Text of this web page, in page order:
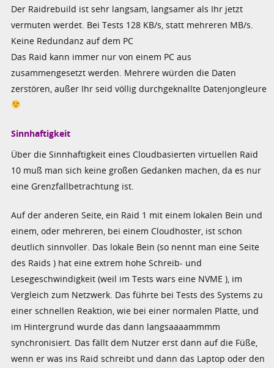
Der Raidrebuild ist sehr langsam, langsamer als Ihr jetzt
vermuten werdet. Bei Tests 128 KB/s, statt mehreren MB/s.
Keine Redundanz auf dem PC
Das Raid kann immer nur von einem PC aus
zusammengesetzt werden. Mehrere würden die Daten
zerstören, außer Ihr seid völlig durchgeknallte Datenjongleure
Sinnhaftigkeit
Über die Sinnhaftigkeit eines Cloudbasierten virtuellen Raid
10 muß man sich keine großen Gedanken machen, da es nur
eine Grenzfallbetrachtung ist.
Auf der anderen Seite, ein Raid 1 mit einem lokalen Bein und
einem, oder mehreren, bei einem Cloudhoster, ist schon
deutlich sinnvoller. Das lokale Bein (so nennt man eine Seite
des Raids ) hat eine extrem hohe Schreib- und
Lesegeschwindigkeit (weil im Tests wars eine NVME ), im
Vergleich zum Netzwerk. Das führte bei Tests des Systems zu
einer schnellen Reaktion, wie bei einer normalen Platte, und
im Hintergrund wurde das dann langsaaaammmm
synchronisiert. Das fällt dem Nutzer erst dann auf die Füße,
wenn er was ins Raid schreibt und dann das Laptop oder den